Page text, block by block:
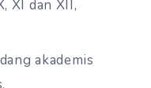
XI dan XII,
akademis